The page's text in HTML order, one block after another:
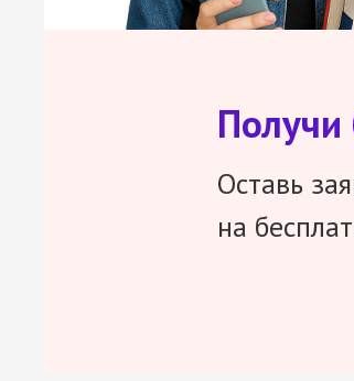
Оставь
на